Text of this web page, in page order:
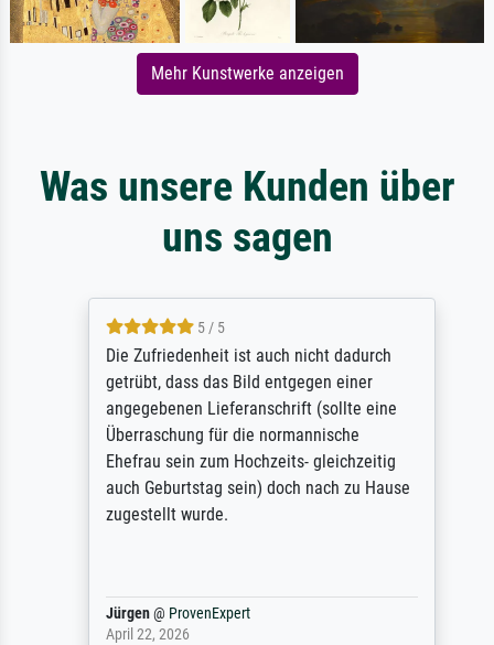
Mehr Kunstwerke anzeigen
Was unsere Kunden über
uns sagen
5 / 5
Die Zufriedenheit ist auch nicht dadurch
getrübt, dass das Bild entgegen einer
angegebenen Lieferanschrift (sollte eine
Überraschung für die normannische
Ehefrau sein zum Hochzeits- gleichzeitig
auch Geburtstag sein) doch nach zu Hause
zugestellt wurde.
Jürgen@ProvenExpert
April 22, 2026